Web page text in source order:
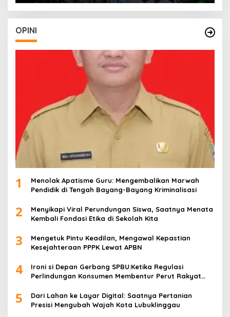
OPINI
1
Menolak Apatisme Guru: Mengembalikan Marwah
Pendidik di Tengah Bayang-Bayang Kriminalisasi
2
Menyikapi Viral Perundungan Siswa, Saatnya Menata
Kembali Fondasi Etika di Sekolah Kita
3
Mengetuk Pintu Keadilan, Mengawal Kepastian
Kesejahteraan PPPK Lewat APBN
4
Ironi si Depan Gerbang SPBU:Ketika Regulasi
Perlindungan Konsumen Membentur Perut Rakyat
5
Dari Lahan ke Layar Digital: Saatnya Pertanian
Presisi Mengubah Wajah Kota Lubuklinggau